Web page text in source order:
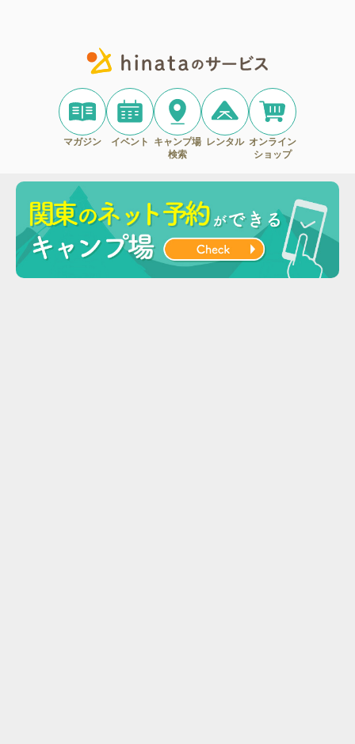
マガジン イベント
キャンプ場
検索
レンタル オンライン
ショップ